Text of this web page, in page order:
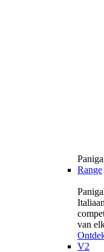
Range
van
V2